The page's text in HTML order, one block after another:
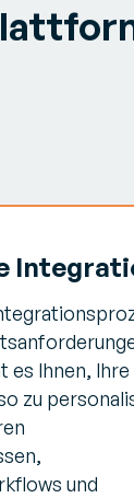
Ihnen, Ihre
zu
und